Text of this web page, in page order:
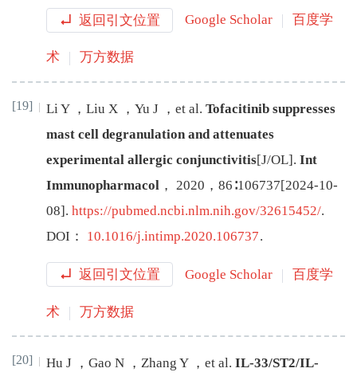
返回引文位置 Google Scholar 百度学
术 万方数据
[19] LiY ， Liu X ， Yu J ， et al. Tofacitinib suppresses
mast cell degranulation and attenuates
experimental allergic conjunctivitis[J/OL]. Int
Immunopharmacol ， 2020 ， 86 ∶106737[2024-10-
08]. https://pubmed.ncbi.nlm.nih.gov/32615452/.
DOI： 10.1016/j.intimp.2020.106737.
返回引文位置 Google Scholar 百度学
术 万方数据
[20] Hu J ， Gao N ， Zhang Y ， et al. IL-33/ST2/IL-